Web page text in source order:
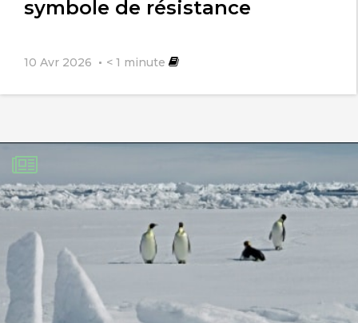
symbole de résistance
10 Avr 2026 < 1 minute